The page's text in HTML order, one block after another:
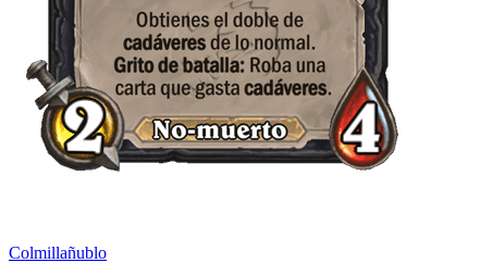
Colmillañublo